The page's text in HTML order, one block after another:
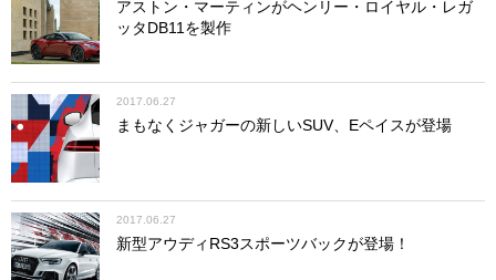
アストン・マーティンがヘンリー・ロイヤル・レガ
ッタDB11を製作
2017.06.27
まもなくジャガーの新しいSUV、Eペイスが登場
2017.06.27
新型アウディRS3スポーツバックが登場！